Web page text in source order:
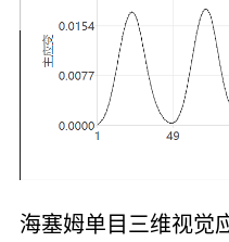
海塞姆单目三维视觉